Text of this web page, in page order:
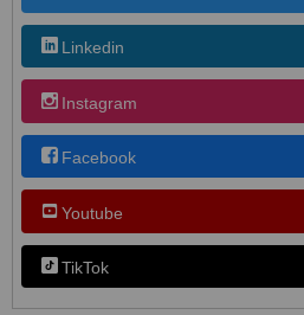
Linkedin
Instagram
Facebook
Youtube
TikTok